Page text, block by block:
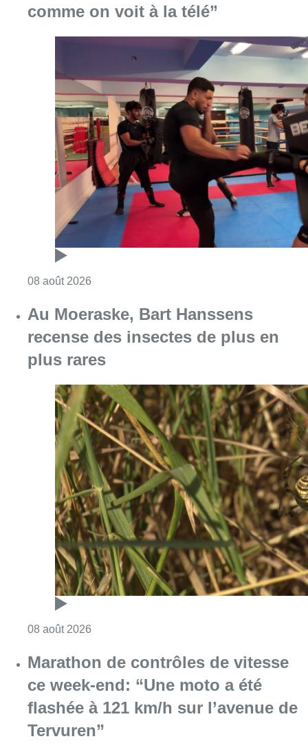
comme on voit à la télé”
08 août 2026
Au Moeraske, Bart Hanssens
recense des insectes de plus en
plus rares
08 août 2026
Marathon de contrôles de vitesse
ce week-end: “Une moto a été
flashée à 121 km/h sur l’avenue de
Tervuren”